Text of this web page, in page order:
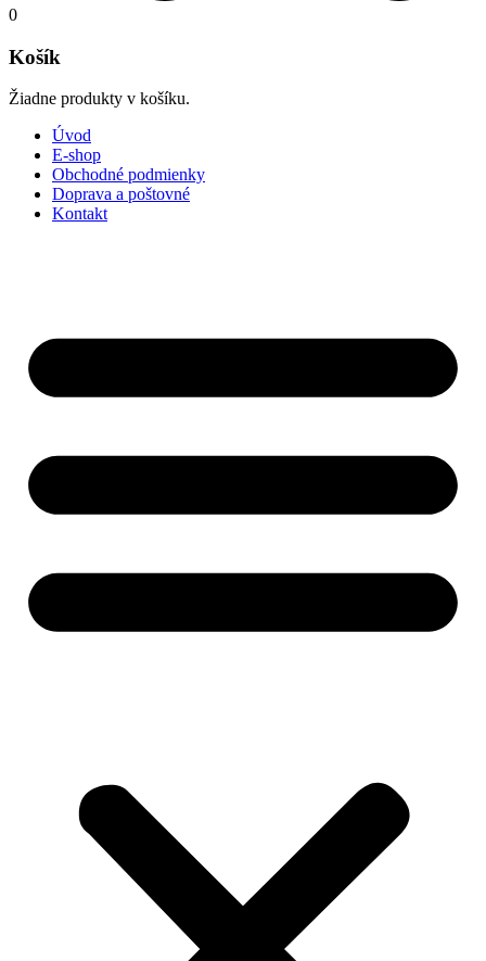
0
Košík
Žiadne produkty v košíku.
Úvod
E-shop
Obchodné podmienky
Doprava a poštovné
Kontakt